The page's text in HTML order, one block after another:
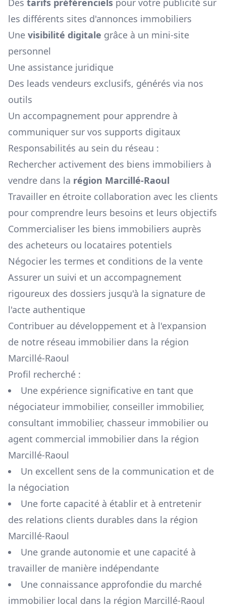
Des tarifs préférenciels pour votre publicité sur
les différents sites d'annonces immobiliers
Une visibilité digitale grâce à un mini-site
personnel
Une assistance juridique
Des leads vendeurs exclusifs, générés via nos
outils
Un accompagnement pour apprendre à
communiquer sur vos supports digitaux
Responsabilités au sein du réseau :
Rechercher activement des biens immobiliers à
vendre dans la région Marcillé-Raoul
Travailler en étroite collaboration avec les clients
pour comprendre leurs besoins et leurs objectifs
Commercialiser les biens immobiliers auprès
des acheteurs ou locataires potentiels
Négocier les termes et conditions de la vente
Assurer un suivi et un accompagnement
rigoureux des dossiers jusqu'à la signature de
l'acte authentique
Contribuer au développement et à l'expansion
de notre réseau immobilier dans la région
Marcillé-Raoul
Profil recherché :
Une expérience significative en tant que
négociateur immobilier, conseiller immobilier,
consultant immobilier, chasseur immobilier ou
agent commercial immobilier dans la région
Marcillé-Raoul
Un excellent sens de la communication et de
la négociation
Une forte capacité à établir et à entretenir
des relations clients durables dans la région
Marcillé-Raoul
Une grande autonomie et une capacité à
travailler de manière indépendante
Une connaissance approfondie du marché
immobilier local dans la région Marcillé-Raoul